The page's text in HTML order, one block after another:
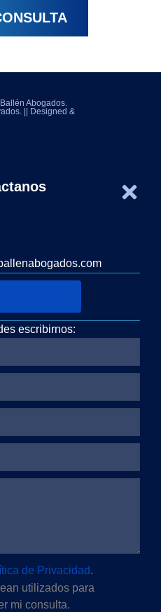
Abogados.
|| Designed &
escribirnos:
de Privacidad.
utilizados para
mi consulta.